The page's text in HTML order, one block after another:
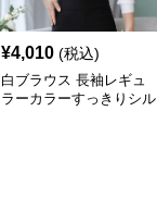
¥4,010 (税込)
白ブラウス 長袖レギュ
ラーカラーすっきりシル